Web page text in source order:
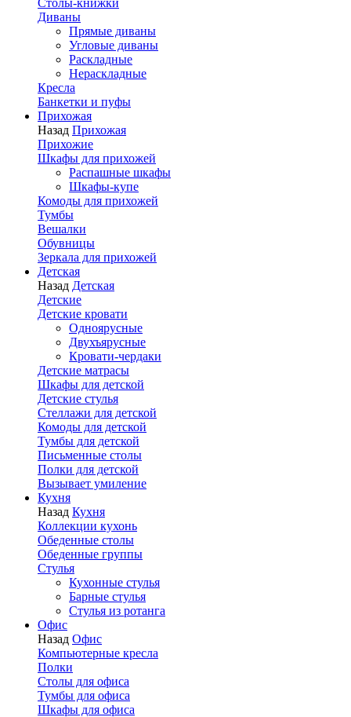
Столы-книжки
Диваны
Прямые диваны
Угловые диваны
Раскладные
Нераскладные
Кресла
Банкетки и пуфы
Прихожая
Назад Прихожая
Прихожие
Шкафы для прихожей
Распашные шкафы
Шкафы-купе
Комоды для прихожей
Тумбы
Вешалки
Обувницы
Зеркала для прихожей
Детская
Назад Детская
Детские
Детские кровати
Одноярусные
Двухъярусные
Кровати-чердаки
Детские матрасы
Шкафы для детской
Детские стулья
Стеллажи для детской
Комоды для детской
Тумбы для детской
Письменные столы
Полки для детской
Вызывает умиление
Кухня
Назад Кухня
Коллекции кухонь
Обеденные столы
Обеденные группы
Стулья
Кухонные стулья
Барные стулья
Стулья из ротанга
Офис
Назад Офис
Компьютерные кресла
Полки
Столы для офиса
Тумбы для офиса
Шкафы для офиса